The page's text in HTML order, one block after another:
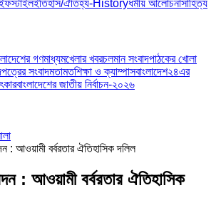
ইতিহাস/ঐতিহ্য-Historyধর্মীয় আলোচনাসাহিত্য
গণমাধ্যমখেলার খবরচলমান সংবাদপাঠকের খোলা
সংবাদমতামতশিক্ষা ও ক্যাম্পাসবাংলাদেশ২৪এর
বাংলাদেশের জাতীয় নির্বাচন-২০২৬
: আওয়ামী বর্বরতার ঐতিহাসিক দলিল
: আওয়ামী বর্বরতার ঐতিহাসিক